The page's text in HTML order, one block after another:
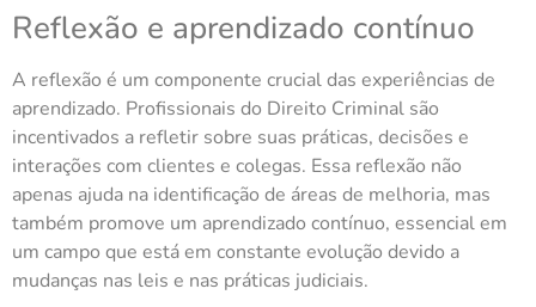
Reflexão e aprendizado contínuo
A reflexão é um componente crucial das experiências de
aprendizado. Profissionais do Direito Criminal são
incentivados a refletir sobre suas práticas, decisões e
interações com clientes e colegas. Essa reflexão não
apenas ajuda na identificação de áreas de melhoria, mas
também promove um aprendizado contínuo, essencial em
um campo que está em constante evolução devido a
mudanças nas leis e nas práticas judiciais.